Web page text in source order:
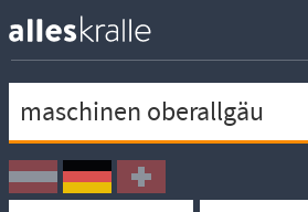
Ortssuche
Umkreissuche
Arbeitsform